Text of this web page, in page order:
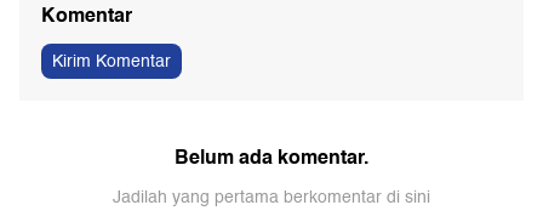
Komentar
Kirim Komentar
Belum ada komentar.
Jadilah yang pertama berkomentar di sini